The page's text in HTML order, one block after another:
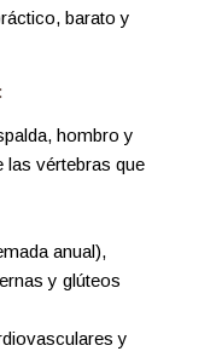
barato y
hombro y
las vértebras que
anual),
y glúteos
y